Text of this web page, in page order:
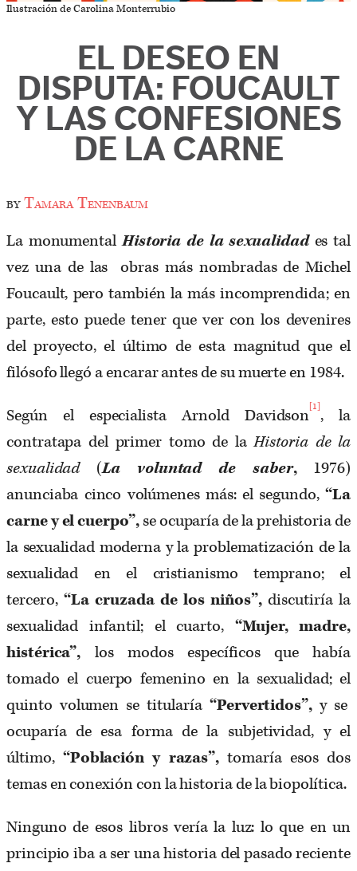
Ilustración de Carolina Monterrubio
EL DESEO EN
DISPUTA: FOUCAULT
Y LAS CONFESIONES
DE LA CARNE
byTamara Tenenbaum
La monumentalHistoria de la sexualidades tal
vez una de las obras más nombradas de Michel
Foucault, pero también la más incomprendida; en
parte, esto puede tener que ver con los devenires
del proyecto, el último de esta magnitud que el
filósofo llegó a encarar antes de su muerte en 1984.
Según el especialista Arnold Davidson [1] , la
contratapa del primer tomo de laHistoria de la
sexualidad (La voluntad de saber,1976)
anunciaba cinco volúmenes más: el segundo,“La
carne y el cuerpo”,se ocuparía de la prehistoria de
la sexualidad moderna y la problematización de la
sexualidad en el cristianismo temprano; el
tercero, “La cruzada de los niños”, discutiría la
sexualidad infantil; el cuarto, “Mujer, madre,
histérica”, los modos específicos que había
tomado el cuerpo femenino en la sexualidad; el
quinto volumen se titularía “Pervertidos”, y se
ocuparía de esa forma de la subjetividad, y el
último, “Población y razas”, tomaría esos dos
temas en conexión con la historia de la biopolítica.
Ninguno de esos libros vería la luz: lo que en un
principio iba a ser una historia del pasado reciente